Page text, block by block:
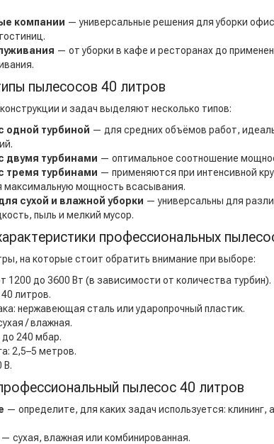
компании — универсальные решения для уборки
— от уборки в кафе и ресторанах до
пылесосов 40 литров
и задач выделяют несколько типов:
одной турбиной — для средних объёмов работ,
двумя турбинами — оптимальное соотношение
тремя турбинами — применяются при интенсивной
максимальную мощность всасывания.
сухой и влажной уборки — универсальны для
пыль и мелкий мусор.
профессиональных
на которые стоит обратить внимание при выборе:
1200 до 3600 Вт (в зависимости от количества турбин).
литров.
нержавеющая сталь или ударопрочный пластик.
/ влажная.
240 мбар.
2,5–5 метров.
В.
пылесос 40 литров
— определите, для каких задач используется:
— сухая, влажная или комбинированная.